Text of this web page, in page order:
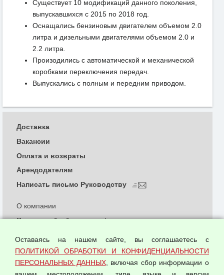
Существует 10 модификаций данного поколения,
выпускавшихся с 2015 по 2018 год.
Оснащались бензиновым двигателем объемом 2.0
литра и дизельными двигателями объемом 2.0 и
2.2 литра.
Произодились с автоматической и механической
коробками переключения передач.
Выпускались с полным и передним приводом.
О компании
Политика обработки и конфиденциальности
Согласием на обработку персональных данных
Оферта оптовой купли-продажи
Публичная оферта
Доставка
Вакансии
Оплата и возвраты
Арендодателям
Написать письмо Руководству
Оставаясь на нашем сайте, вы соглашаетесь с
ПОЛИТИКОЙ ОБРАБОТКИ И КОНФИДЕНЦИАЛЬНОСТИ
ПЕРСОНАЛЬНЫХ ДАННЫХ, включая сбор информации о